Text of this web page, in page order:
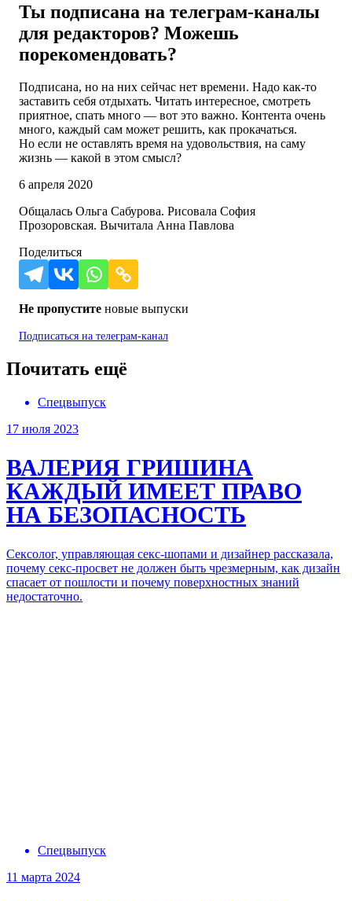
Ты подписана на телеграм-каналы
для редакторов? Можешь
порекомендовать?
Подписана, но на них сейчас нет времени. Надо как-то
заставить себя отдыхать. Читать интересное, смотреть
приятное, спать много — вот это важно. Контента очень
много, каждый сам может решить, как прокачаться.
Но если не оставлять время на удовольствия, на саму
жизнь — какой в этом смысл?
6 апреля 2020
Общалась Ольга Сабурова. Рисовала София
Прозоровская. Вычитала Анна Павлова
Поделиться
Не пропустите новые выпуски
Подписаться на телеграм-канал
Почитать ещё
Спецвыпуск
17 июля 2023
ВАЛЕРИЯ ГРИШИНА
КАЖДЫЙ ИМЕЕТ ПРАВО
НА БЕЗОПАСНОСТЬ
Сексолог, управляющая секс-шопами и дизайнер рассказала,
почему секс-просвет не должен быть чрезмерным, как дизайн
спасает от пошлости и почему поверхностных знаний
недостаточно.
Спецвыпуск
11 марта 2024